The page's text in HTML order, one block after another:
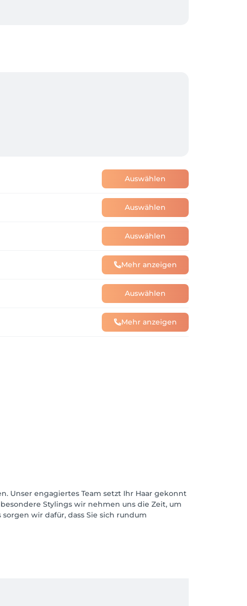
Auswählen
Auswählen
Auswählen
Mehr anzeigen
Auswählen
Mehr anzeigen
Unser engagiertes Team setzt Ihr Haar gekonnt
Stylings wir nehmen uns die Zeit, um
wir dafür, dass Sie sich rundum